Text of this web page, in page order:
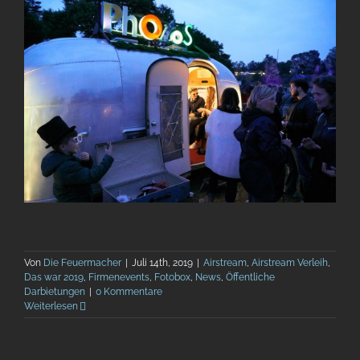
Von Die Feuermacher | Juli 14th, 2019 | Airstream, Airstream Verleih,
Das war 2019, Firmenevents, Fotobox, News, Öffentliche
Darbietungen | 0 Kommentare
Weiterlesen